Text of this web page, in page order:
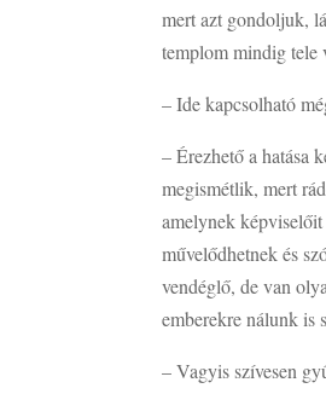
mert azt gondoljuk,
templom mindig tele
– Ide kapcsolható
– Érezhető a hatása
megismétlik, mert
amelynek
művelődhetnek és
vendéglő, de van
emberekre nálunk is
– Vagyis szívesen